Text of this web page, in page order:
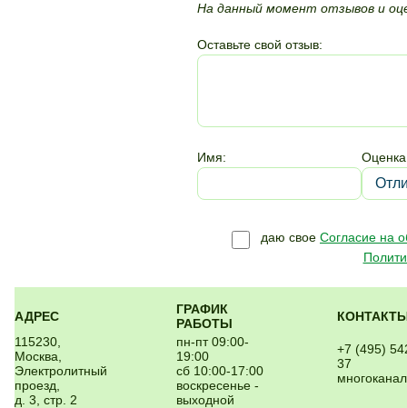
На данный момент отзывов и
Оставьте свой отзыв:
Имя:
даю свое Согласие на
АДРЕС
ГРАФИК
РАБОТЫ
115230,
Москва,
Электролитный
проезд,
д. 3, стр. 2
пн-пт 09:00-
19:00
сб 10:00-17:00
воскресенье -
выходной
+7 (495)
37